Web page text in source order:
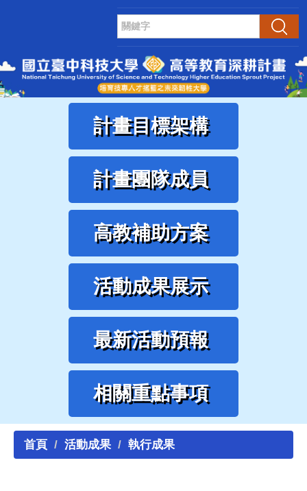
內
區
搜尋
計畫目標架構
計畫團隊成員
高教補助方案
活動成果展示
最新活動預報
相關重點事項
首頁 活動成果 執行成果